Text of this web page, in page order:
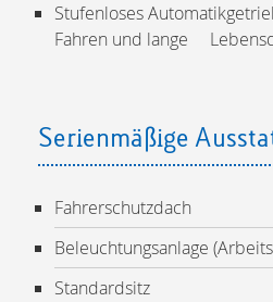
Stufenloses
Fahren und lange
Serienmäßige
Fahrerschutzdach
Beleuchtungsanlage
Standardsitz